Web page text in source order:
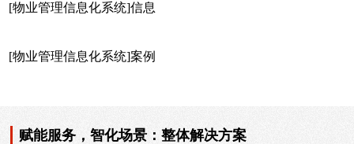
[物业管理信息化系统]信息
[物业管理信息化系统]案例
赋能服务，智化场景：整体解决方案